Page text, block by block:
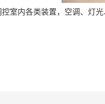
室内各类装置，空调、灯